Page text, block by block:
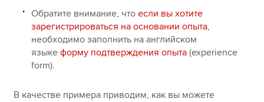
Обратите внимание, чтоесли вы хотите
зарегистрироваться на основании опыта,
необходимо заполнить на английском
языкеформу подтверждения опыта (experience
form).
В качестве примера приводим, как вы можете